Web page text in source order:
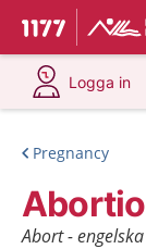
To start page
Du har
Logga in
at
Pregnancy
Abort - engelska